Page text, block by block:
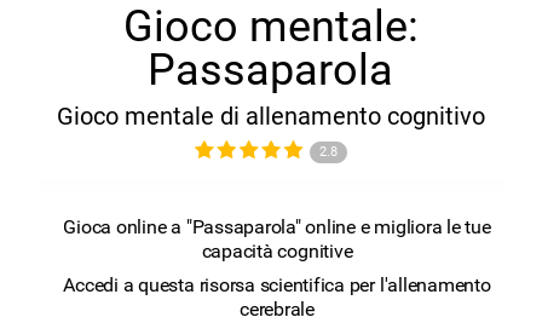
Gioco mentale:
Passaparola
Gioco mentale di allenamento cognitivo
2.8
Gioca online a "Passaparola" online e migliora le tue
capacità cognitive
Accedi a questa risorsa scientifica per l'allenamento
cerebrale